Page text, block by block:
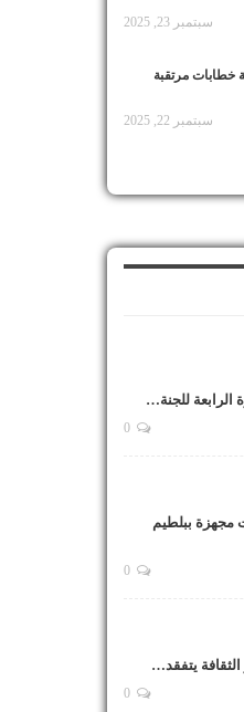
سبتمبر 23, 2025
خطابات مرتقبة
سبتمبر 22, 2025
الرابعة للجنة…
حفظ أسماك و3 عربات مجهزة ببلطيم
الثقافة يتفقد…